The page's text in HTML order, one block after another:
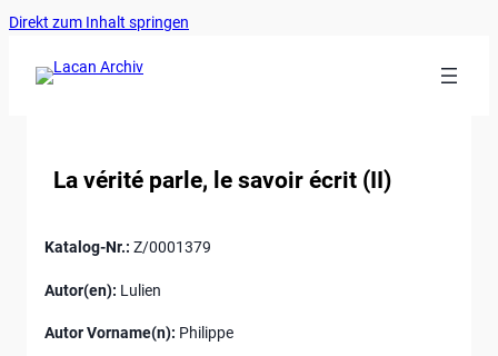
Direkt zum Inhalt springen
La vérité parle, le savoir écrit (II)
Katalog-Nr.: Z/0001379
Autor(en): Lulien
Autor Vorname(n): Philippe